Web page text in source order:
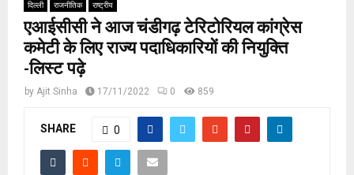
दिल्ली राजनीतिक राष्ट्रीय
एआईसीसी ने आज चंडीगढ़ टेरिटोरियल कांग्रेस
कमेटी के लिए राज्य पदाधिकारियों की नियुक्ति
-लिस्ट पढ़े
by Ajit Sinha 17/11/2022 0 859
SHARE 0